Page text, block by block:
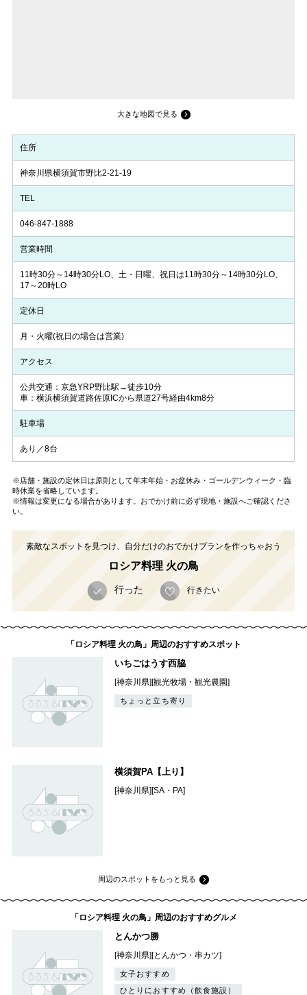
大きな地図で見る
住所
神奈川県横須賀市野比2-21-19
TEL
046-847-1888
営業時間
11時30分～14時30分LO、土・日曜、祝日は11時30分～14時30分LO、
17～20時LO
定休日
月・火曜(祝日の場合は営業)
アクセス
公共交通：京急YRP野比駅→徒歩10分
車：横浜横須賀道路佐原ICから県道27号経由4km8分
駐車場
あり／8台
※店舗・施設の定休日は原則として年末年始・お盆休み・ゴールデンウィーク・臨
時休業を省略しています。
※情報は変更になる場合があります。おでかけ前に必ず現地・施設へご確認くださ
い。
素敵なスポットを見つけ、自分だけのおでかけプランを作っちゃおう
ロシア料理 火の鳥
行った 行きたい
「ロシア料理 火の鳥」周辺のおすすめスポット
いちごはうす西脇
[神奈川県][観光牧場・観光農園]
ちょっと立ち寄り
横須賀PA【上り】
[神奈川県][SA・PA]
周辺のスポットをもっと見る
「ロシア料理 火の鳥」周辺のおすすめグルメ
とんかつ勝
[神奈川県][とんかつ・串カツ]
女子おすすめ
ひとりにおすすめ（飲食施設）